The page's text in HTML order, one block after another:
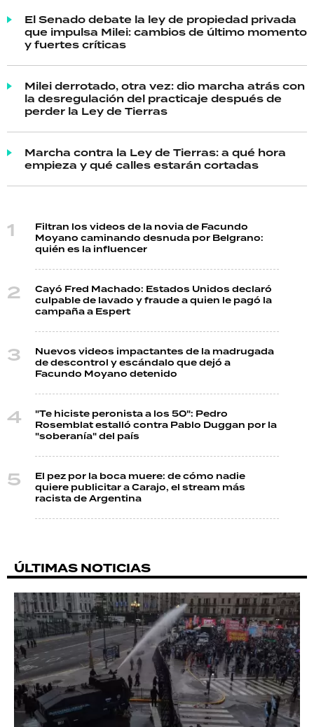
El Senado debate la ley de propiedad privada
que impulsa Milei: cambios de último momento
y fuertes críticas
Milei derrotado, otra vez: dio marcha atrás con
la desregulación del practicaje después de
perder la Ley de Tierras
Marcha contra la Ley de Tierras: a qué hora
empieza y qué calles estarán cortadas
Filtran los videos de la novia de Facundo
Moyano caminando desnuda por Belgrano:
quién es la influencer
Cayó Fred Machado: Estados Unidos declaró
culpable de lavado y fraude a quien le pagó la
campaña a Espert
Nuevos videos impactantes de la madrugada
de descontrol y escándalo que dejó a
Facundo Moyano detenido
"Te hiciste peronista a los 50": Pedro
Rosemblat estalló contra Pablo Duggan por la
"soberanía" del país
El pez por la boca muere: de cómo nadie
quiere publicitar a Carajo, el stream más
racista de Argentina
ÚLTIMAS NOTICIAS